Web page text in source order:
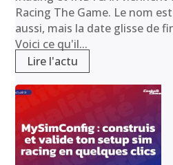
Racing The Game. Le nom
aussi, mais la date glisse de
Voici ce qu'il...
Lire l'actu